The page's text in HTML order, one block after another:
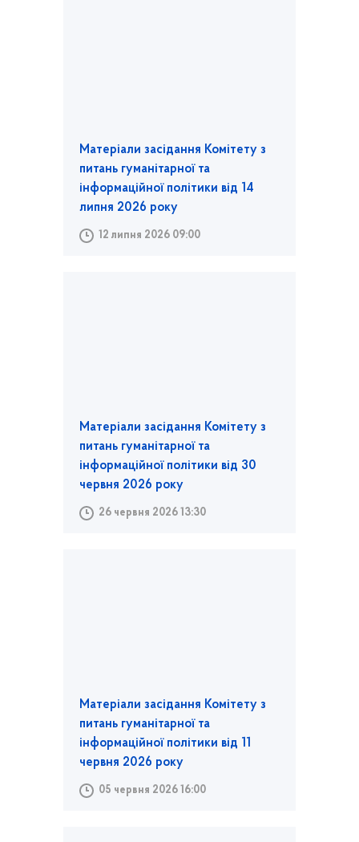
Матеріали засідання Комітету з
питань гуманітарної та
інформаційної політики від 14
липня 2026 року
12 липня 2026 09:00
Матеріали засідання Комітету з
питань гуманітарної та
інформаційної політики від 30
червня 2026 року
26 червня 2026 13:30
Матеріали засідання Комітету з
питань гуманітарної та
інформаційної політики від 11
червня 2026 року
05 червня 2026 16:00